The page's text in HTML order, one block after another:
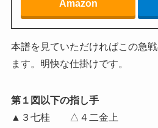
Amazon
本譜を見ていただければこの急
ます。明快な仕掛けです。
第１図以下の指し手
▲３七桂 △４二金上